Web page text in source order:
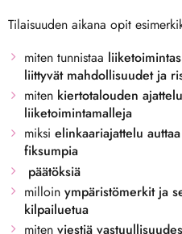
Tilaisuuden aikana opit
miten tunnistaa
liittyvät mahdollisuudetja
miten kiertotalouden
liiketoimintamalleja
miksi elinkaariajattelu
fiksumpia
päätöksiä
milloin ympäristömerkit ja
kilpailuetua
miten viestiä